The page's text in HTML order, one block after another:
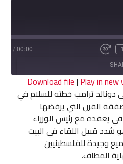
Fast
seconds
00:00
/
Download file| Play in new
دونالد ترامب خطته للسلام في
القرن التي يرفضها
يعقده مع رئيس الوزراء
شدد قبيل اللقاء في البيت
وجيدة للفلسطينيين
المطاف.